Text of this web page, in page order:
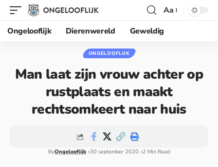
Aa
Ongelooflijk
Dierenwereld Geweldig
ONGELOOFLIJK
Man laat zijn vrouw achter op
rustplaats en maakt
rechtsomkeert naar huis
ByOngelooflijk 30 september 2020 2 Min Read